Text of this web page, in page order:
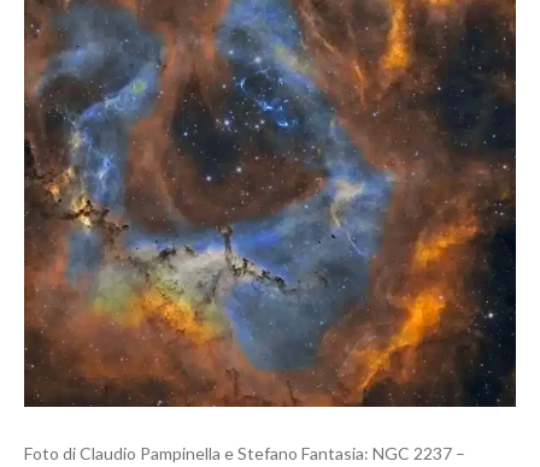
Foto di Claudio Pampinella e Stefano Fantasia: NGC 2237 –